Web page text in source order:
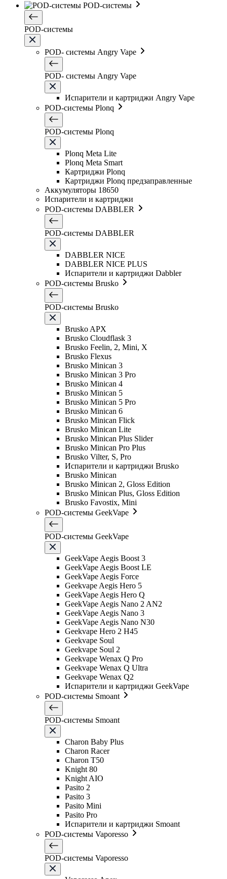
POD-системы
POD-системы
POD- системы Angry Vape
POD- системы Angry Vape
Испарители и картриджи Angry Vape
POD-системы Plonq
POD-системы Plonq
Plonq Meta Lite
Plonq Meta Smart
Картриджи Plonq
Картриджи Plonq предзаправленные
Аккумуляторы 18650
Испарители и картриджи
POD-системы DABBLER
POD-системы DABBLER
DABBLER NICE
DABBLER NICE PLUS
Испарители и картриджи Dabbler
POD-системы Brusko
POD-системы Brusko
Brusko APX
Brusko Cloudflask 3
Brusko Feelin, 2, Mini, X
Brusko Flexus
Brusko Minican 3
Brusko Minican 3 Pro
Brusko Minican 4
Brusko Minican 5
Brusko Minican 5 Pro
Brusko Minican 6
Brusko Minican Flick
Brusko Minican Lite
Brusko Minican Plus Slider
Brusko Minican Pro Plus
Brusko Vilter, S, Pro
Испарители и картриджи Brusko
Brusko Minican
Brusko Minican 2, Gloss Edition
Brusko Minican Plus, Gloss Edition
Brusko Favostix, Mini
POD-системы GeekVape
POD-системы GeekVape
GeekVape Aegis Boost 3
GeekVape Aegis Boost LE
GeekVape Aegis Force
Geekvape Aegis Hero 5
GeekVape Aegis Hero Q
GeekVape Aegis Nano 2 AN2
GeekVape Aegis Nano 3
GeekVape Aegis Nano N30
Geekvape Hero 2 H45
Geekvape Soul
Geekvape Soul 2
Geekvape Wenax Q Pro
Geekvape Wenax Q Ultra
Geekvape Wenax Q2
Испарители и картриджи GeekVape
POD-системы Smoant
POD-системы Smoant
Charon Baby Plus
Charon Racer
Charon T50
Knight 80
Knight AIO
Pasito 2
Pasito 3
Pasito Mini
Pasito Pro
Испарители и картриджи Smoant
POD-системы Vaporesso
POD-системы Vaporesso